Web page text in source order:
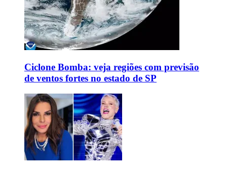
Ciclone Bomba: veja regiões com previsão
de ventos fortes no estado de SP